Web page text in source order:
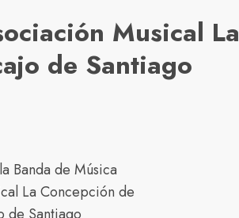
Musical La
de Santiago